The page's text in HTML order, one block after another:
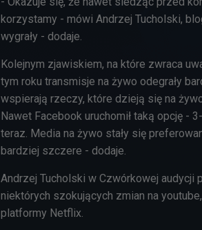
korzystamy - mówi Andrzej Tucholski,
wygrały - dodaje.
Kolejnym zjawiskiem, na które zwraca
tym roku transmisje na żywo odegrały
wspierają rzeczy, które dzieją się na
Nawet Facebook uruchomił taką opcję -
teraz. Media na żywo stały się
bardziej szczere - dodaje.
Andrzej Tucholski w Czwórkowej
niektórych szokujących zmian na
platformy Netflix.